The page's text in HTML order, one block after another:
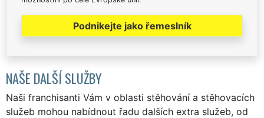
Podnikejte jako řemeslník
NAŠE DALŠÍ SLUŽBY
Naši franchisanti Vám v oblasti stěhování a stěhovacích
služeb mohou nabídnout řadu dalších extra služeb, od